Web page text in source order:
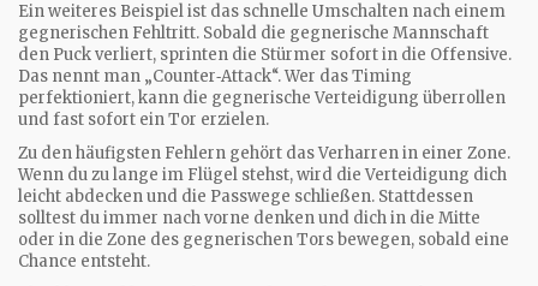
Ein weiteres Beispiel ist das schnelle Umschalten nach einem
gegnerischen Fehltritt. Sobald die gegnerische Mannschaft
den Puck verliert, sprinten die Stürmer sofort in die Offensive.
Das nennt man „Counter‑Attack“. Wer das Timing
perfektioniert, kann die gegnerische Verteidigung überrollen
und fast sofort ein Tor erzielen.
Zu den häufigsten Fehlern gehört das Verharren in einer Zone.
Wenn du zu lange im Flügel stehst, wird die Verteidigung dich
leicht abdecken und die Passwege schließen. Stattdessen
solltest du immer nach vorne denken und dich in die Mitte
oder in die Zone des gegnerischen Tors bewegen, sobald eine
Chance entsteht.